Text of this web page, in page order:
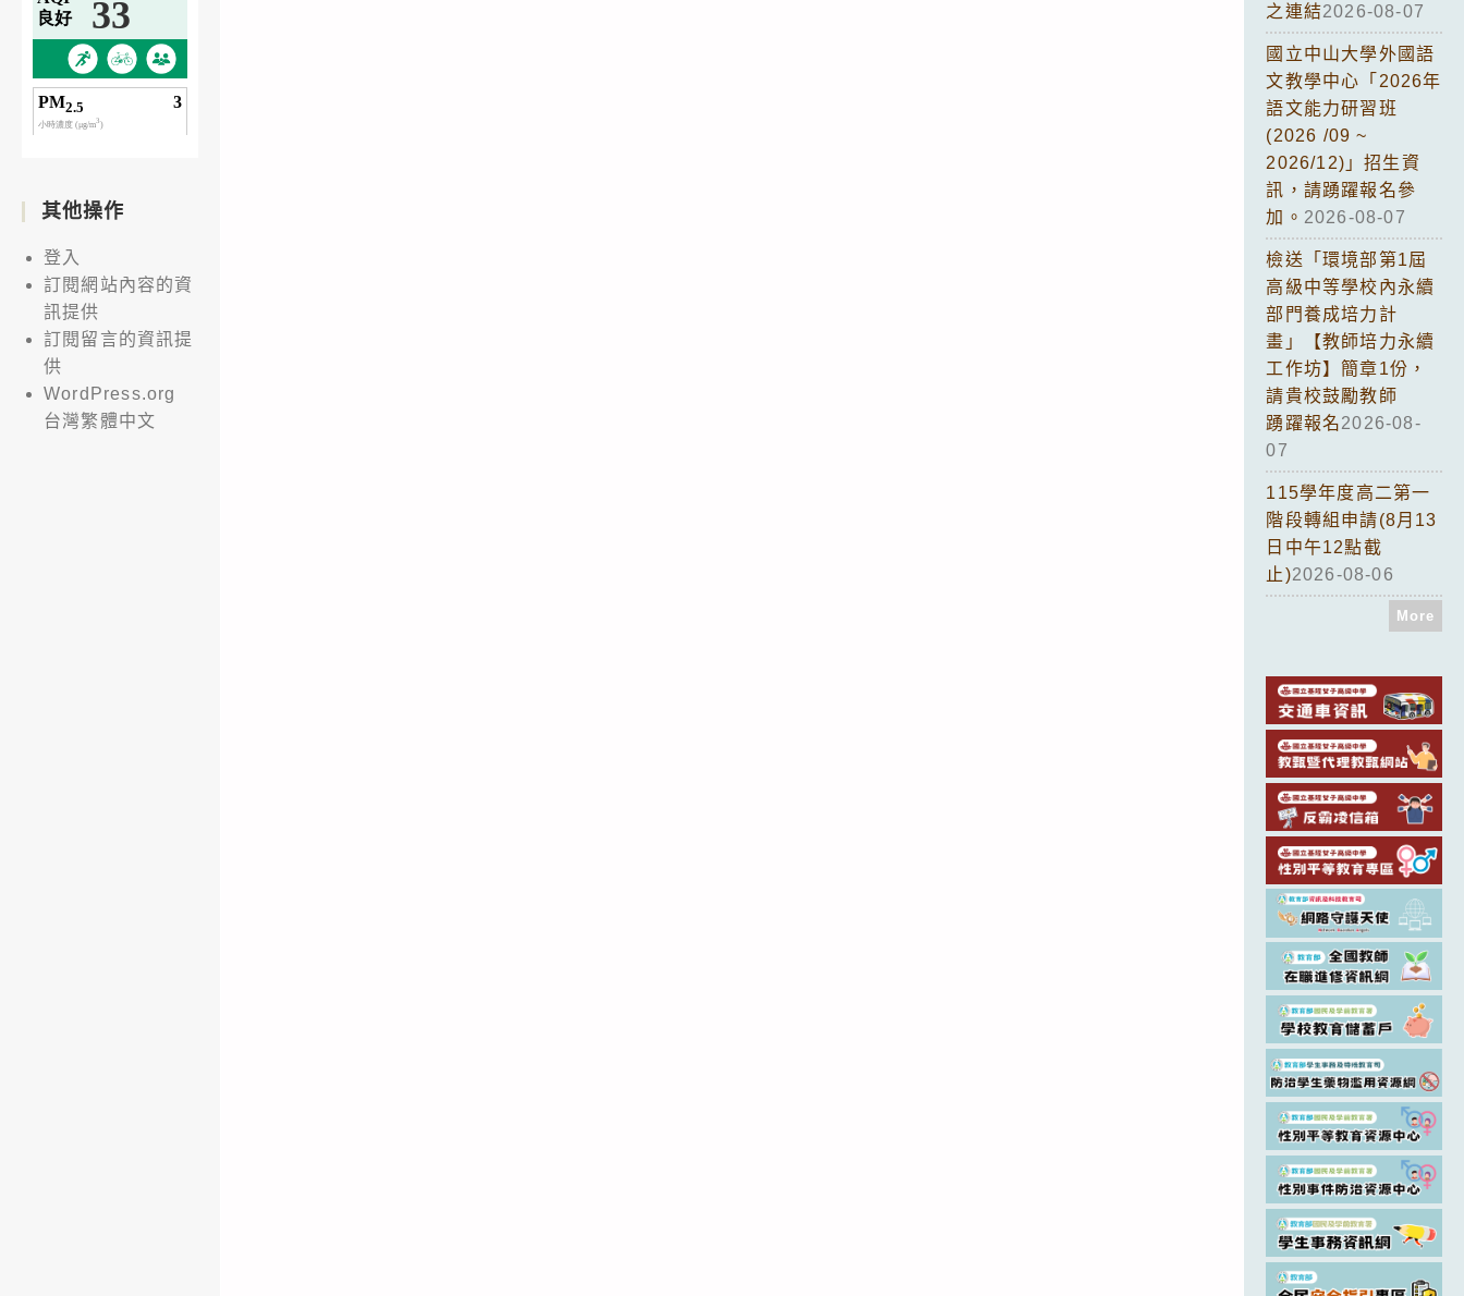
其他操作
登入
訂閱網站內容的資
訊提供
訂閱留言的資訊提
供
WordPress.org
台灣繁體中文
之連結2026-08-07
國立中山大學外國語
文教學中心「2026年
語文能力研習班
(2026 /09 ~
2026/12)」招生資
訊，請踴躍報名參
加。 2026-08-07
檢送「環境部第1屆
高級中等學校內永續
部門養成培力計
畫」【教師培力永續
工作坊】簡章1份，
請貴校鼓勵教師
踴躍報名2026-08-
07
115學年度高二第一
階段轉組申請(8月13
日中午12點截
止)2026-08-06
More